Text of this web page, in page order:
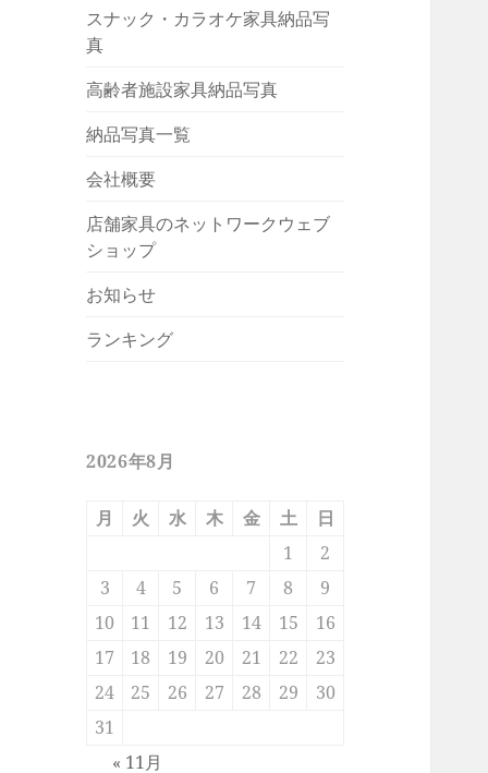
スナック・カラオケ家具納品写
真
高齢者施設家具納品写真
納品写真一覧
会社概要
店舗家具のネットワークウェブ
ショップ
お知らせ
ランキング
2026年8月
月 火 水 木 金 土
日
1
2
3
4 5 6 7 8
9
10
11 12 13 14 15
16
17
18 19 20 21 22
23
24
25 26 27 28 29
30
31
« 11月